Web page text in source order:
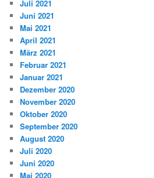
Juli 2021
Juni 2021
Mai 2021
April 2021
März 2021
Februar 2021
Januar 2021
Dezember 2020
November 2020
Oktober 2020
September 2020
August 2020
Juli 2020
Juni 2020
Mai 2020